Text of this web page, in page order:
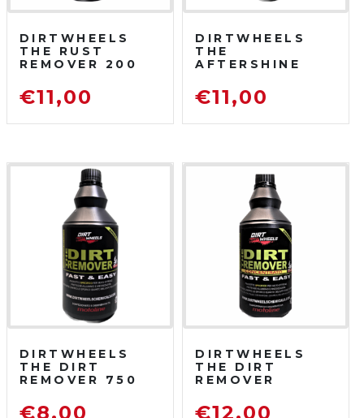
DIRTWHEELS
THE RUST
REMOVER 200
DISOSSIDANTE
RIMUOVI
€11,00
DIRTWHEELS
THE
AFTERSHINE
PROTETTIVO
LUCIDANTE
€11,00
DIRTWHEELS
THE DIRT
REMOVER 750
SGRASSATORE
€8,00
DIRTWHEELS
THE DIRT
REMOVER
750 ML
€12,00